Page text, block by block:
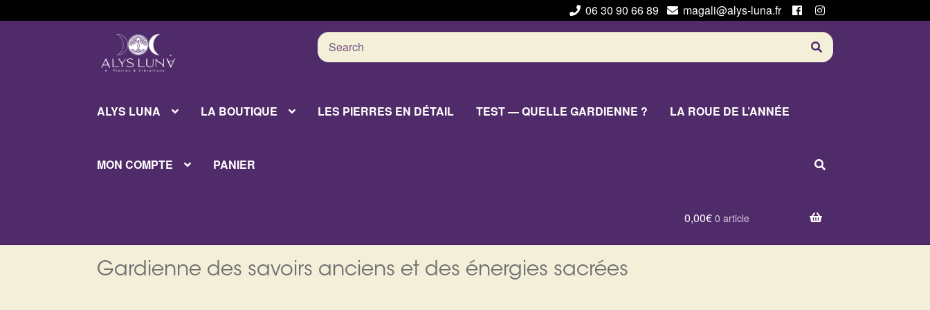
06 30 90 66 89
magali@alys-luna.fr
Aller
la
Aller
au
contenu
Search
for:
ALYS LUNA LA BOUTIQUE LES PIERRES EN DÉTAIL TEST — QUELLE GARDIENNE ? LA ROUE DE L’ANNÉE
MON COMPTE PANIER
0,00€ 0 article
Gardienne des savoirs anciens et des énergies sacrées